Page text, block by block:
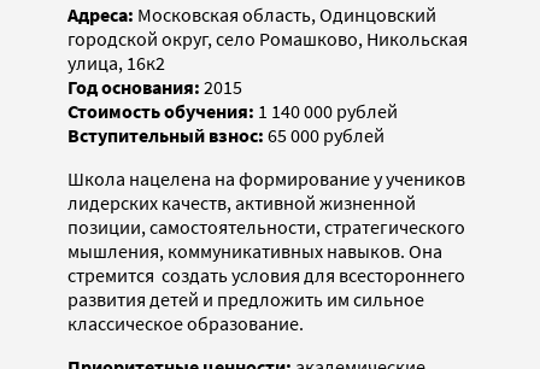
Адреса: Московская область, Одинцовский
городской округ, село Ромашково, Никольская
улица, 16к2
Год основания: 2015
Стоимость обучения: 1 140 000 рублей
Вступительный взнос: 65 000 рублей
Школа нацелена на формирование у учеников
лидерских качеств, активной жизненной
позиции, самостоятельности, стратегического
мышления, коммуникативных навыков. Она
стремится ­ создать условия для всестороннего
развития детей и предложить им сильное
классическое образование.